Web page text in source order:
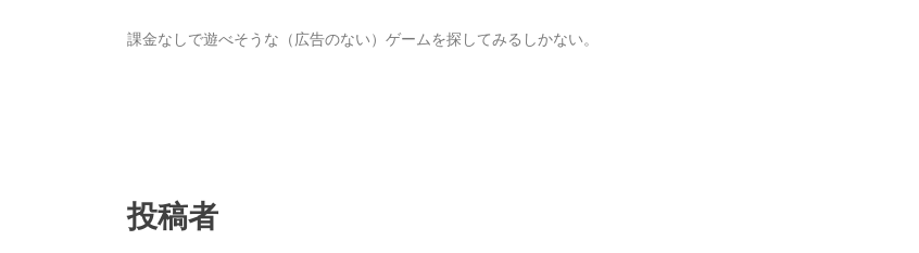
課金なしで遊べそうな（広告のない）ゲームを探してみるしかない。
投稿者